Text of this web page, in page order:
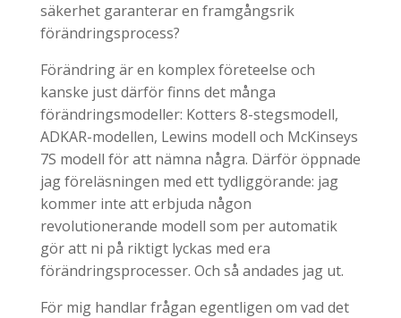
säkerhet garanterar en framgångsrik
förändringsprocess?
Förändring är en komplex företeelse och
kanske just därför finns det många
förändringsmodeller: Kotters 8-stegsmodell,
ADKAR-modellen, Lewins modell och McKinseys
7S modell för att nämna några. Därför öppnade
jag föreläsningen med ett tydliggörande: jag
kommer inte att erbjuda någon
revolutionerande modell som per automatik
gör att ni på riktigt lyckas med era
förändringsprocesser. Och så andades jag ut.
För mig handlar frågan egentligen om vad det